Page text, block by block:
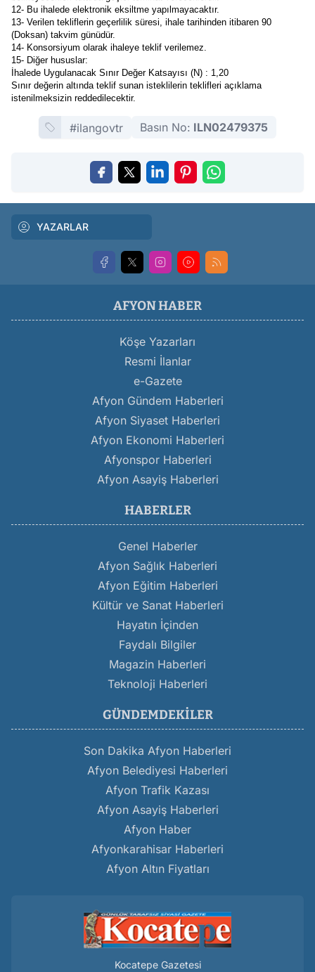
12- Bu ihalede elektronik eksiltme yapılmayacaktır.
13- Verilen tekliflerin geçerlilik süresi, ihale tarihinden itibaren 90
(Doksan) takvim günüdür.
14- Konsorsiyum olarak ihaleye teklif verilemez.
15- Diğer hususlar:
İhalede Uygulanacak Sınır Değer Katsayısı (N) : 1,20
Sınır değerin altında teklif sunan isteklilerin teklifleri açıklama
istenilmeksizin reddedilecektir.
#ilangovtr Basın No: ILN02479375
YAZARLAR
AFYON HABER
Köşe Yazarları
Resmi İlanlar
e-Gazete
Afyon Gündem Haberleri
Afyon Siyaset Haberleri
Afyon Ekonomi Haberleri
Afyonspor Haberleri
Afyon Asayiş Haberleri
HABERLER
Genel Haberler
Afyon Sağlık Haberleri
Afyon Eğitim Haberleri
Kültür ve Sanat Haberleri
Hayatın İçinden
Faydalı Bilgiler
Magazin Haberleri
Teknoloji Haberleri
GÜNDEMDEKILER
Son Dakika Afyon Haberleri
Afyon Belediyesi Haberleri
Afyon Trafik Kazası
Afyon Asayiş Haberleri
Afyon Haber
Afyonkarahisar Haberleri
Afyon Altın Fiyatları
Kocatepe Gazetesi